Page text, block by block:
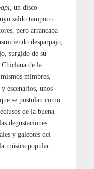
, un disco
saldo tampoco
pero arrancaba
desparpajo,
surgido de su
Chiclana de la
mimbres,
escenarios, unos
se postulan como
de la buena
degustaciones
y galeotes del
música popular